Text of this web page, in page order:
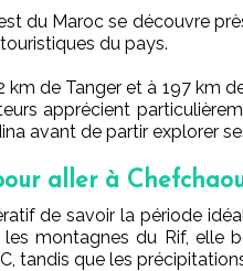
du Maroc se découvre
du pays.
de Tanger et à 197 km
apprécient
avant de partir explorer
aller à
de savoir la période
les montagnes du Rif, elle
tandis que les